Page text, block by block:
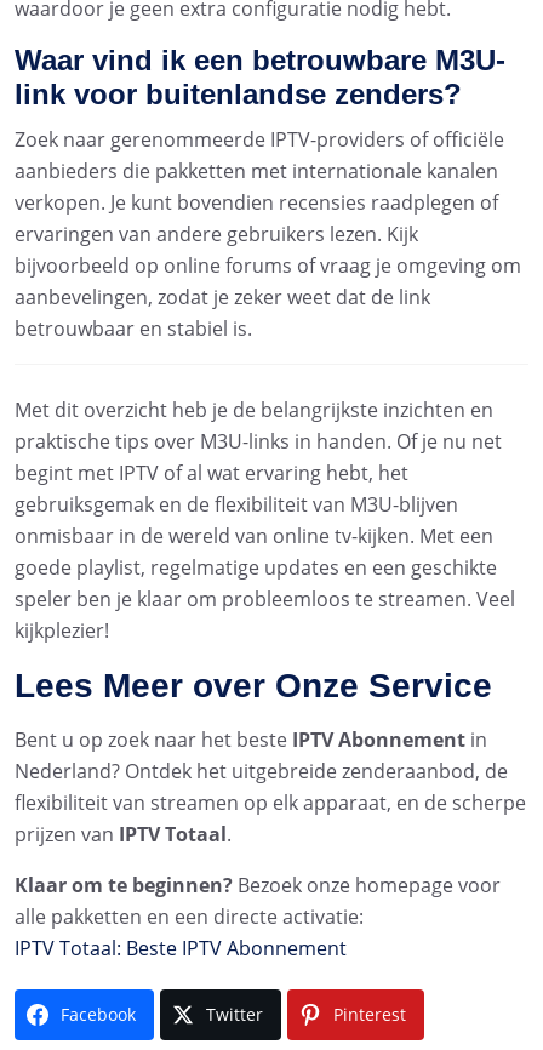
waardoor je geen extra configuratie nodig hebt.
Waar vind ik een betrouwbare M3U-
link voor buitenlandse zenders?
Zoek naar gerenommeerde IPTV-providers of officiële
aanbieders die pakketten met internationale kanalen
verkopen. Je kunt bovendien recensies raadplegen of
ervaringen van andere gebruikers lezen. Kijk
bijvoorbeeld op online forums of vraag je omgeving om
aanbevelingen, zodat je zeker weet dat de link
betrouwbaar en stabiel is.
Met dit overzicht heb je de belangrijkste inzichten en
praktische tips over M3U-links in handen. Of je nu net
begint met IPTV of al wat ervaring hebt, het
gebruiksgemak en de flexibiliteit van M3U-blijven
onmisbaar in de wereld van online tv-kijken. Met een
goede playlist, regelmatige updates en een geschikte
speler ben je klaar om probleemloos te streamen. Veel
kijkplezier!
Lees Meer over Onze Service
Bent u op zoek naar het beste IPTV Abonnement in
Nederland? Ontdek het uitgebreide zenderaanbod, de
flexibiliteit van streamen op elk apparaat, en de scherpe
prijzen van IPTV Totaal.
Klaar om te beginnen? Bezoek onze homepage voor
alle pakketten en een directe activatie:
IPTV Totaal: Beste IPTV Abonnement
Facebook Twitter Pinterest